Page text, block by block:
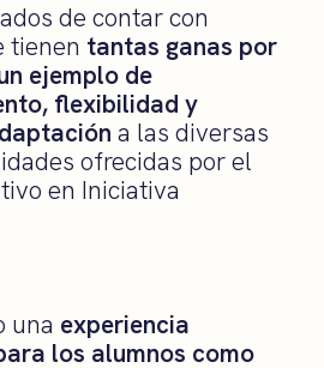
de contar con
tienen tantas ganas por
ejemplo de
flexibilidad y
a las diversas
ofrecidas por el
en Iniciativa
una experiencia
los alumnos como